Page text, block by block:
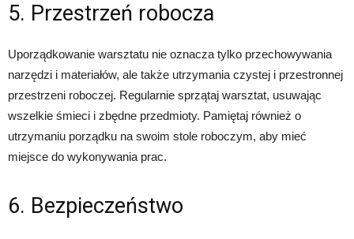
5. Przestrzeń robocza
Uporządkowanie warsztatu nie oznacza tylko przechowywania
narzędzi i materiałów, ale także utrzymania czystej i przestronnej
przestrzeni roboczej. Regularnie sprzątaj warsztat, usuwając
wszelkie śmieci i zbędne przedmioty. Pamiętaj również o
utrzymaniu porządku na swoim stole roboczym, aby mieć
miejsce do wykonywania prac.
6. Bezpieczeństwo